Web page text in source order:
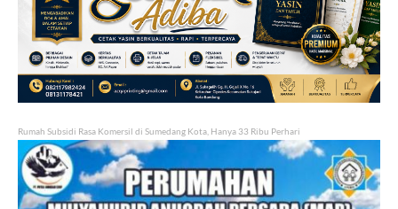
Rumah Subsidi Rasa Komersil di Sumedang Kota, Hanya 33 Ribu Perhari